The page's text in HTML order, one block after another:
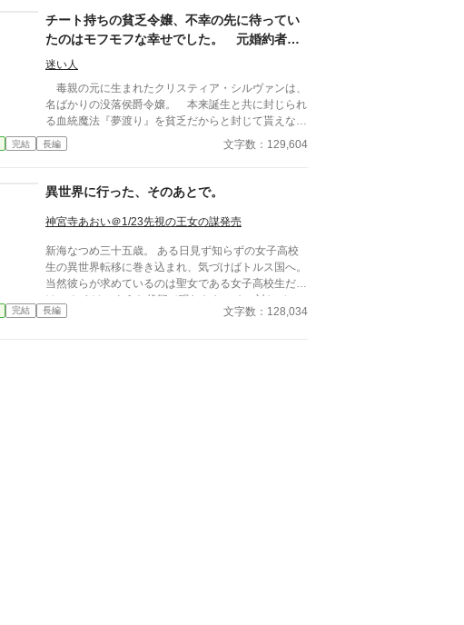
り巻きたち。 時を同じくして、実家の公爵家にも謀
反の嫌疑がかけられ、栄華を誇った家は没落寸前の危
機に陥ってしまう。 すべてを失い、絶望の淵に立た
されたアリアンナ。 そんな彼女の前に、一人の男が
静かに歩み寄る。 その人物は、戦場では『鬼神』、
政務では『氷帝』と国内外に恐れられる、隣国の若き
最強皇帝――ゼオンハルト・フォン・アドラーだっ
た。 誰もがアリアンナの終わりを確信し、固唾をの
んで見守る中、絶対君主であるはずの皇帝が、おもむ
ただけませんか？」 「…………え？」 予想外すぎる
ぶれた私を？ そもそも、お会いしたこともないはず
では……？ 戸惑うアリアンナを意にも介さず、皇帝
陛下の猛烈な求愛が始まる。 冷酷非情な仮面の下に
隠された素顔は、アリアンナにだけは蜂蜜のように甘
く、とろけるような眼差しを向けてくる独占欲の塊だ
った。 彼から与えられたのは、豊かな自然に囲まれ
チート持ちの貧乏令嬢、不幸の先に待ってい
たのはモフモフな幸せでした。 元婚約者家
族が迫ってきますがお呼びではありません！
迷い人
毒親の元に生まれたクリスティア・シルヴァンは、
名ばかりの没落侯爵令嬢。 本来誕生と共に封じられ
る血統魔法『夢渡り』を貧乏だからと封じて貰えなか
ったお陰で、8歳の割に超生意気。 不気味な子、気
味悪いと親はクリスティアをイジメるが……。 流
ら、イジメの理由なんて言い訳に過ぎないだろう。
ある日、クリスティアの親は気づいた。 コイ
ツ、不気味だけど、利用できる！！ 親を嫌うには
リスティアには秘密があり、大人達のワガママに我慢
を続ける。 そして我慢した先に出会ったのは、モ
フモフした化け犬？ どんな苦労もこのモフモフと
出会うためだったなら……感謝出来るかもしれな
い……そう思った矢先に、すり寄って来る元婚約者達
完結 長編 文字数：129,604
異世界に行った、そのあとで。
神宮寺あおい＠1/23先視の王女の謀発売
新海なつめ三十五歳。 ある日見ず知らずの女子高校
生の異世界転移に巻き込まれ、気づけばトルス国へ。
当然彼らが求めているのは聖女である女子高校生だ
け。 おまけのような状態で現れたなつめに対しての
扱いは散々な中、宰相の協力によって職と居場所を手
完結 長編 文字数：128,034